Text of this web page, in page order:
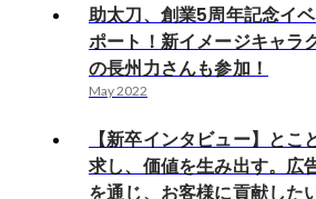
助太刀、創業5周年記念イ
ポート！新イメージキャラ
の長州力さんも参加！
May 2022
【新卒インタビュー】とこ
求し、価値を生み出す。広
を通じ、お客様に貢献した